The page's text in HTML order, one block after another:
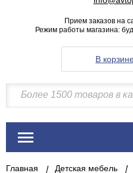
Прием заказов на
Режим работы магазина:
В
Главная Детская мебель